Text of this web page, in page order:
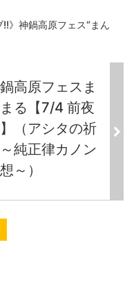
》神鍋高原フェス“まん
高原フェスま
る【7/4 前夜
（アシタの祈
純正律カノン
～）